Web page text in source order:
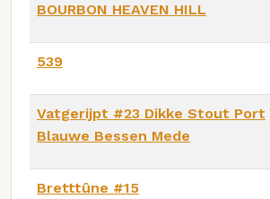
BOURBON HEAVEN HILL
539
Vatgerijpt #23 Dikke Stout Port
Blauwe Bessen Mede
Bretttûne #15